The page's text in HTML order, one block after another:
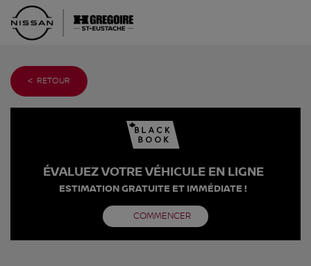
< RETOUR
ÉVALUEZ VOTRE VÉHICULE EN LIGNE
ESTIMATION GRATUITE ET IMMÉDIATE !
COMMENCER